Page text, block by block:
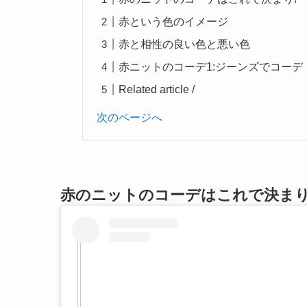
赤という色のイメージ
赤と相性の良い色と悪い色
赤ニットのコーデ1:ジーンズでコーデ
Related article /
次のページへ
赤のニットのコーデはこれで決ま